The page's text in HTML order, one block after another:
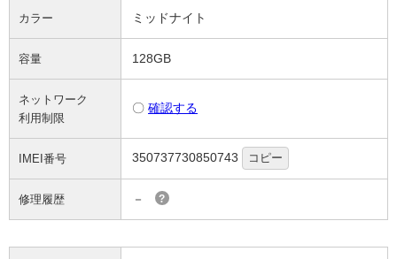
カラー ミッドナイト
容量 128GB
ネットワーク
利用制限
〇 確認する
IMEI番号 350737730850743 コピー
修理履歴 － ?